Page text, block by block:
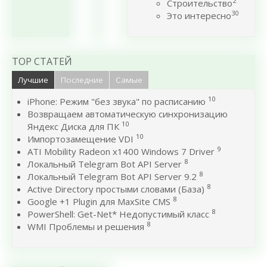
Строительство
Это интересно30
TOP СТАТЕЙ
Лучшие Последние Самые
iPhone: Режим "без звука" по расписанию 10
Возвращаем автоматическую синхронизацию
Яндекс Диска для ПК 10
Импортозамещение VDI 10
ATI Mobility Radeon x1400 Windows 7 Driver 9
Локальный Telegram Bot API Server 8
Локальный Telegram Bot API Server 9.2 8
Active Directory простыми словами (База) 8
Google +1 Plugin для MaxSite CMS 8
PowerShell: Get-Net* Недопустимый класс 8
WMI Проблемы и решения 8